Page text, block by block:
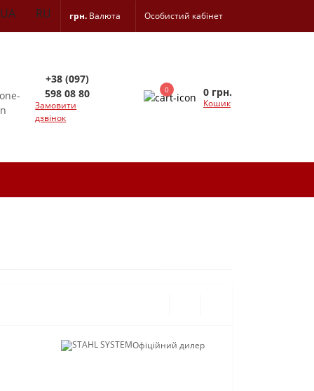
UA RU грн. Валюта Особистий кабінет
+38 (097)
598 08 80
Замовити
дзвінок
0 0 грн.
Кошик
Офіційний дилер